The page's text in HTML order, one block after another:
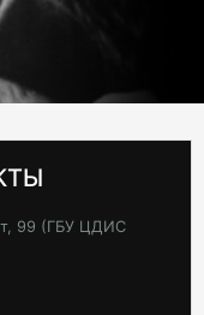
99 (ГБУ ЦДИС